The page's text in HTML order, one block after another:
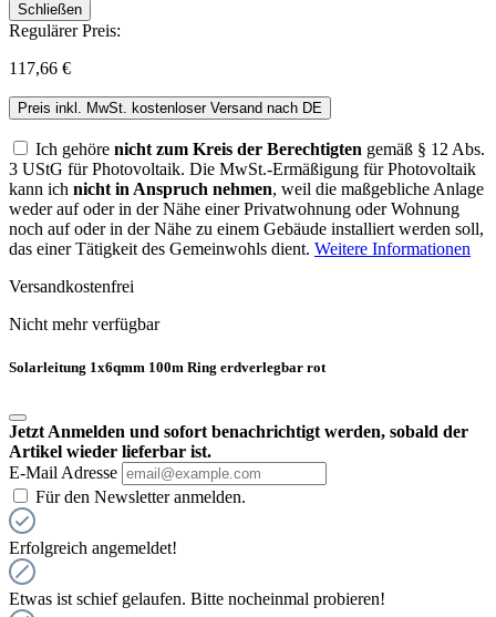
Schließen
Regulärer Preis:
117,66 €
Preis inkl. MwSt. kostenloser Versand nach DE
Ich gehöre nicht zum Kreis der Berechtigten gemäß § 12 Abs.
3 UStG für Photovoltaik. Die MwSt.-Ermäßigung für Photovoltaik
kann ich nicht in Anspruch nehmen, weil die maßgebliche Anlage
weder auf oder in der Nähe einer Privatwohnung oder Wohnung
noch auf oder in der Nähe zu einem Gebäude installiert werden soll,
das einer Tätigkeit des Gemeinwohls dient. Weitere Informationen
Versandkostenfrei
Nicht mehr verfügbar
Solarleitung 1x6qmm 100m Ring erdverlegbar rot
Jetzt Anmelden und sofort benachrichtigt werden, sobald der
Artikel wieder lieferbar ist.
E-Mail Adresse
Für den Newsletter anmelden.
Erfolgreich angemeldet!
Etwas ist schief gelaufen. Bitte nocheinmal probieren!